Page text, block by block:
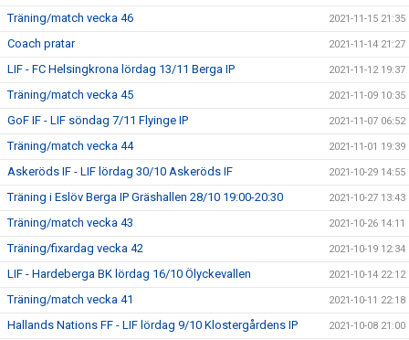
Träning/match vecka 46 2021-11-15 21:35
Coach pratar 2021-11-14 21:27
LIF - FC Helsingkrona lördag 13/11 Berga IP 2021-11-12 19:37
Träning/match vecka 45 2021-11-09 10:35
GoF IF - LIF söndag 7/11 Flyinge IP 2021-11-07 06:52
Träning/match vecka 44 2021-11-01 19:39
Askeröds IF - LIF lördag 30/10 Askeröds IF 2021-10-29 14:55
Träning i Eslöv Berga IP Gräshallen 28/10 19:00-20:30 2021-10-27 13:43
Träning/match vecka 43 2021-10-26 14:11
Träning/fixardag vecka 42 2021-10-19 12:34
LIF - Hardeberga BK lördag 16/10 Ölyckevallen 2021-10-14 22:12
Träning/match vecka 41 2021-10-11 22:18
Hallands Nations FF - LIF lördag 9/10 Klostergårdens IP 2021-10-08 21:00